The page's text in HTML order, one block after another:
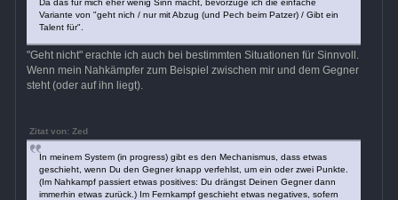
Da das für mich eher wenig Sinn macht, bevorzuge ich die einfache
Variante von "geht nich / nur mit Abzug (und Pech beim Patzer) / Gibt ein
Talent für".
"Geht nicht" erachte ich auch bei bestimmten Situationen für Sinnvoll.
Wenn mein Nahkämpfer zum Beispiel zwischen mir und dem Gegner
steht (oder auf ihn liegt).
Zitat von: Zed
In meinem System (in progress) gibt es den Mechanismus, dass etwas
geschieht, wenn Du den Gegner knapp verfehlst, um ein oder zwei Punkte.
(Im Nahkampf passiert etwas positives: Du drängst Deinen Gegner dann
immerhin etwas zurück.) Im Fernkampf geschieht etwas negatives, sofern